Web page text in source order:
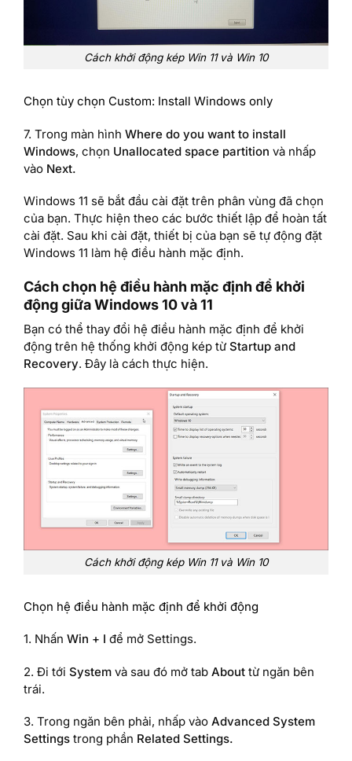
Cách khởi động kép Win 11 và Win 10
Chọn tùy chọn Custom: Install Windows only
7. Trong màn hình Where do you want to install
Windows, chọn Unallocated space partition và nhấp
vào Next.
Windows 11 sẽ bắt đầu cài đặt trên phân vùng đã chọn
của bạn. Thực hiện theo các bước thiết lập để hoàn tất
cài đặt. Sau khi cài đặt, thiết bị của bạn sẽ tự động đặt
Windows 11 làm hệ điều hành mặc định.
Cách chọn hệ điều hành mặc định để khởi
động giữa Windows 10 và 11
Bạn có thể thay đổi hệ điều hành mặc định để khởi
động trên hệ thống khởi động kép từ Startup and
Recovery. Đây là cách thực hiện.
Cách khởi động kép Win 11 và Win 10
Chọn hệ điều hành mặc định để khởi động
1. Nhấn Win + I để mở Settings.
2. Đi tới System và sau đó mở tab About từ ngăn bên
trái.
3. Trong ngăn bên phải, nhấp vào Advanced System
Settings trong phần Related Settings.